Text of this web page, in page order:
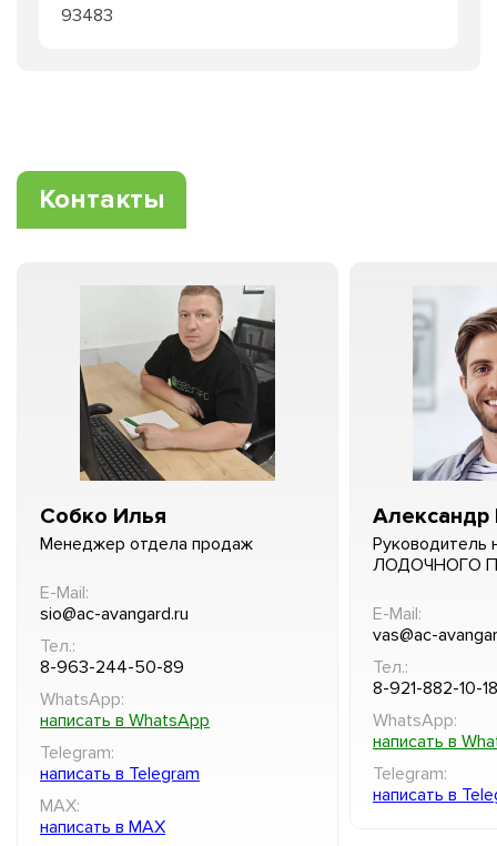
93483
Контакты
Собко Илья
Менеджер отдела продаж
E-Mail:
sio@ac-avangard.ru
Тел.:
8-963-244-50-89
WhatsApp:
написать в WhatsApp
Telegram:
написать в Telegram
MAX:
написать в MAX
Александр
Руководитель
ЛОДОЧНОГО
E-Mail:
vas@ac-
Тел.:
8-921-882-10-18
WhatsApp:
написать в
Telegram:
написать в